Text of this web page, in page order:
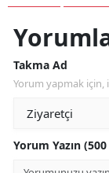
Takma Ad
Yorum yapmak için,
Yorum Yazın